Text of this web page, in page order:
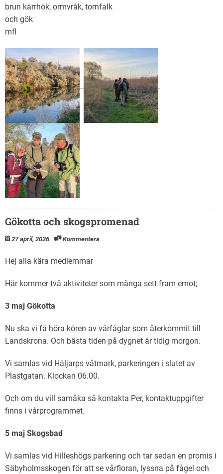
brun kärrhök, ormvråk, tornfalk
och gök
mfl
Gökotta och skogspromenad
27 april, 2026 Kommentera
Hej alla kära medlemmar
Här kommer två aktiviteter som många sett fram emot;
3 maj Gökotta
Nu ska vi få höra kören av vårfåglar som återkommit till
Landskrona. Och bästa tiden på dygnet är tidig morgon.
Vi samlas vid Häljarps våtmark, parkeringen i slutet av
Plastgatan. Klockan 06.00.
Och om du vill samåka så kontakta Per, kontaktuppgifter
finns i vårprogrammet.
5 maj Skogsbad
Vi samlas vid Hilleshögs parkering och tar sedan en promis i
Säbyholmsskogen för att se vårfloran, lyssna på fågel och